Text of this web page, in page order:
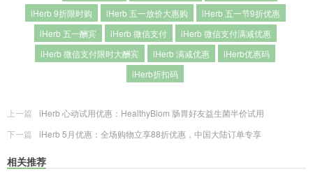
iHerb 9折限时购
iHerb 五一放价大惠购
iHerb 五一节9折优惠
iHerb 五一酬宾
iHerb 微信支付
iHerb 微信支付满减优惠
iHerb 微信支付限时大酬宾
iHerb 满减优惠
iHerb优惠码
iHerb折扣码
上一篇
iHerb 心动试用优惠：HealthyBiom 肠胃好友益生菌半价试用
下一篇
iHerb 5月优惠：全场购物立享88折优惠，中国大陆订单专享
相关推荐